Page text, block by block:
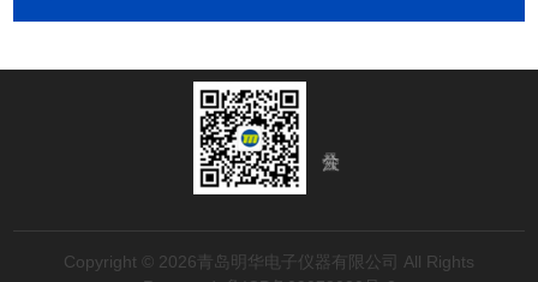
Copyright © 2026青岛明华电子仪器有限公司 All Rights